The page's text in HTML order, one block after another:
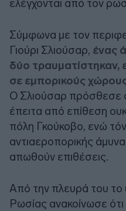
ελέγχονται από τον
Σύμφωνα με τον
Γιούρι Σλιούσαρ, ένας
δύο
σε εμπορικούς
Ο Σλιούσαρ πρόσθεσε
έπειτα από επίθεση
πόλη Γκούκοβο, ενώ
αντιαεροπορικής
απωθούν επιθέσεις.
Από την πλευρά του το
Ρωσίας ανακοίνωσε